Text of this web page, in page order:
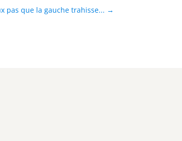
pas que la gauche trahisse... →